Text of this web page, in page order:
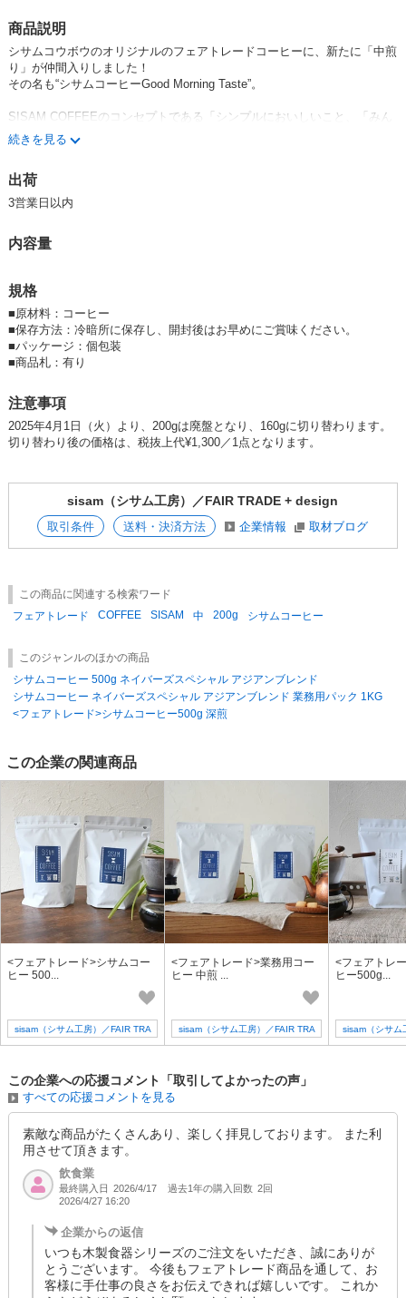
商品説明
シサムコウボウのオリジナルのフェアトレードコーヒーに、新たに「中煎
り」が仲間入りしました！
その名も“シサムコーヒーGood Morning Taste”。
SISAM COFFEEのコンセプトである「シンプルにおいしいこと、「みん
なが幸せになるコーヒー」であること」はそのままに、「朝に飲みたいコ
ーヒー」をテーマに焙煎されました。
柑橘系のような爽やかな酸味と、ナッツのような香ばしさが特徴です。
深煎りに比べ、より軽い飲み口で後味もすっきり。心地よく体を目覚めさ
*焙煎は京都で行われています
フィリピンのルソン島で活動する環境NGO「コーディリエラ・グリー
ン・ネットワーク(以下CGN)」は、山で自然と共に生きる人々の暮らしを
支えるため、CGNからは生産者グループに、コーヒー豆の仕入れ額とは
別に18%のプレミアムが支払われています。
各世帯の人々がそれぞれCGNとともに、自分たちの生産活動と地球環
んでいます。
シサムコーヒーはフィリピン北部コーディリエラ地方で環境や伝統を守り
ながら暮らす小規模農家の人たちを支援するコーヒー。
に栽培するアグロフォレストリー（森林農法）で育てられています。
〜・〜・〜・〜・〜・〜・〜・〜・〜・〜・〜・〜・〜・〜・〜・〜・〜
＜POPダウンロード＞
コーヒーができるまで
アイスコーヒー
【エシカルコレクション】【フェアトレード】
EGmEWkn0TWg
続きを見る
出荷
3営業日以内
内容量
規格
■ 原材料：コーヒー
■保存方法：冷暗所に保存し、開封後はお早めにご賞味ください。
■パッケージ：個包装
■商品札：有り
注意事項
2025年4月1日（火）より、200gは廃盤となり、160gに切り替わります。
切り替わり後の価格は、税抜上代¥1,300／1点となります。
sisam（シサム工房）／FAIR TRADE + design
取引条件 送料・決済方法 企業情報 取材ブログ
この商品に関連する検索ワード
フェアトレード
COFFEE SISAM 中 200g シサムコーヒー
このジャンルのほかの商品
シサムコーヒー 500g ネイバーズスペシャル アジアンブレンド
シサムコーヒー ネイバーズスペシャル アジアンブレンド 業務用パック 1KG
<フェアトレード>シサムコーヒー500g 深煎
この企業の関連商品
<フェアトレード>シサムコー
ヒー 500...
sisam（シサム工房）／FAIR TRA
DE + design
<フェアトレード>業務用コー
ヒー 中煎 ...
sisam（シサム工房）／FAIR TRA
DE + design
<フェアトレ
ヒー500g...
sisam（シサム
DE
この企業への応援コメント「取引してよかったの声」
すべての応援コメントを見る
素敵な商品がたくさんあり、楽しく拝見しております。 また利
用させて頂きます。
飲食業
最終購入日 2026/4/17 過去1年の購入回数 2回
2026/4/27 16:20
企業からの返信
いつも木製食器シリーズのご注文をいただき、誠にありが
とうございます。 今後もフェアトレード商品を通して、お
客様に手仕事の良さをお伝えできれば嬉しいです。 これか